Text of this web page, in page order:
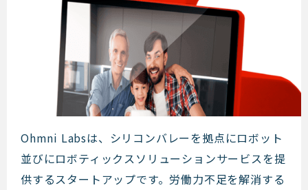
OhmniLabs
Ohmni Labsは、シリコンバレーを拠点にロボット
並びにロボティックスソリューションサービスを提
供するスタートアップです。労働力不足を解消する